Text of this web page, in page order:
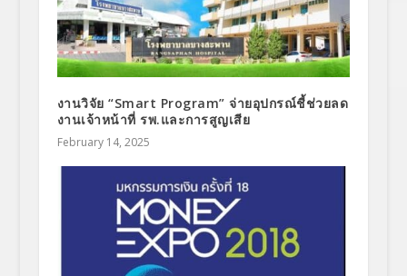
งานวิจัย “Smart Program” จ่ายอุปกรณ์ชี้ช่วยลด
งานเจ้าหน้าที่ รพ.และการสูญเสีย
February 14, 2025